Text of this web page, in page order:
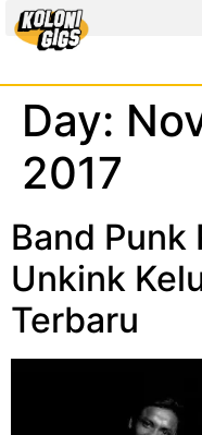
Day:
2017
Band Punk
Unkink
Terbaru